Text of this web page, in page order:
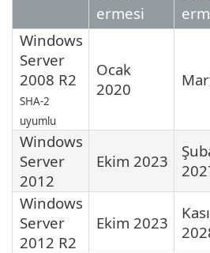
ermesi
Windows
Server
2008 R2
SHA-2
uyumlu
Ocak
2020
Windows
Server
2012
Ekim 2023
Windows
Server
2012 R2
Ekim 2023